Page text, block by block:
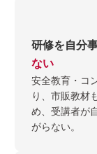
研修を自分
ない
安全教育・コ
り、市販教材
め、受講者が
がらない。